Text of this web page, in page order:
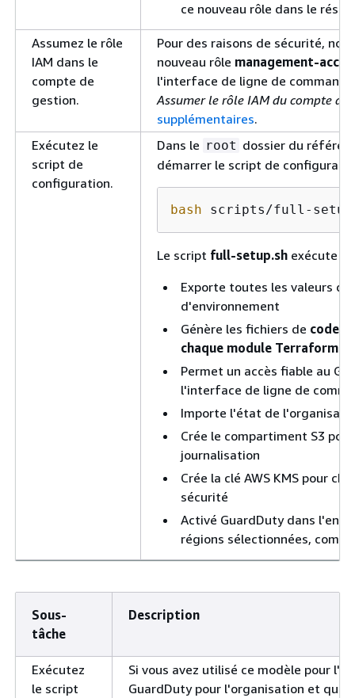
ce nouveau rôle dans le
Assumez le rôle
IAM dans le
compte de
gestion.
Pour des raisons de sécurité,
nouveau rôle management-
l'interface de ligne de commande
Assumer le rôle IAM du compte de
supplémentaires.
Exécutez le
script de
configuration.
Dans le root dossier du
démarrer le script de
bash scripts/full-
Le script full-setup.sh exécute
Exporte toutes les valeurs
d'environnement
Génère les fichiers de code
chaque module Terraform
Permet un accès fiable au
l'interface de ligne de
Importe l'état de
Crée le compartiment S3
journalisation
Crée la clé AWS KMS pour
sécurité
Activé GuardDuty dans
régions sélectionnées,
Sous-
tâche
Description
Exécutez
le script
Si vous avez utilisé ce modèle pour
GuardDuty pour l'organisation et que